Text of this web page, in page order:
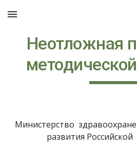
Skip to main content
Неотложная
Министерство
развития